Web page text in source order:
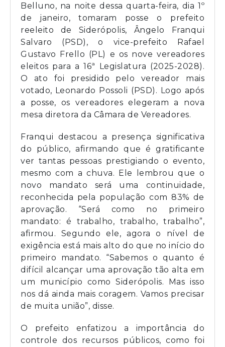
Belluno, na noite dessa quarta-feira, dia 1º
de janeiro, tomaram posse o prefeito
reeleito de Siderópolis, Ângelo Franqui
Salvaro (PSD), o vice-prefeito Rafael
Gustavo Frello (PL) e os nove vereadores
eleitos para a 16ª Legislatura (2025-2028).
O ato foi presidido pelo vereador mais
votado, Leonardo Possoli (PSD). Logo após
a posse, os vereadores elegeram a nova
mesa diretora da Câmara de Vereadores.
Franqui destacou a presença significativa
do público, afirmando que é gratificante
ver tantas pessoas prestigiando o evento,
mesmo com a chuva. Ele lembrou que o
novo mandato será uma continuidade,
reconhecida pela população com 83% de
aprovação. “Será como no primeiro
mandato: é trabalho, trabalho, trabalho”,
afirmou. Segundo ele, agora o nível de
exigência está mais alto do que no início do
primeiro mandato. “Sabemos o quanto é
difícil alcançar uma aprovação tão alta em
um município como Siderópolis. Mas isso
nos dá ainda mais coragem. Vamos precisar
de muita união”, disse.
O prefeito enfatizou a importância do
controle dos recursos públicos, como foi